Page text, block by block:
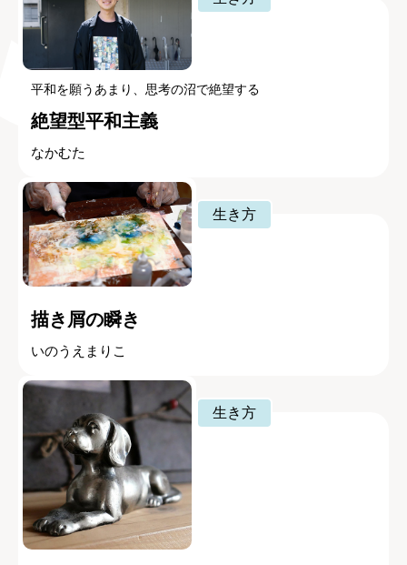
平和を願うあまり、思考の沼で絶望する
絶望型平和主義
なかむた
生き方
描き屑の瞬き
いのうえまりこ
生き方